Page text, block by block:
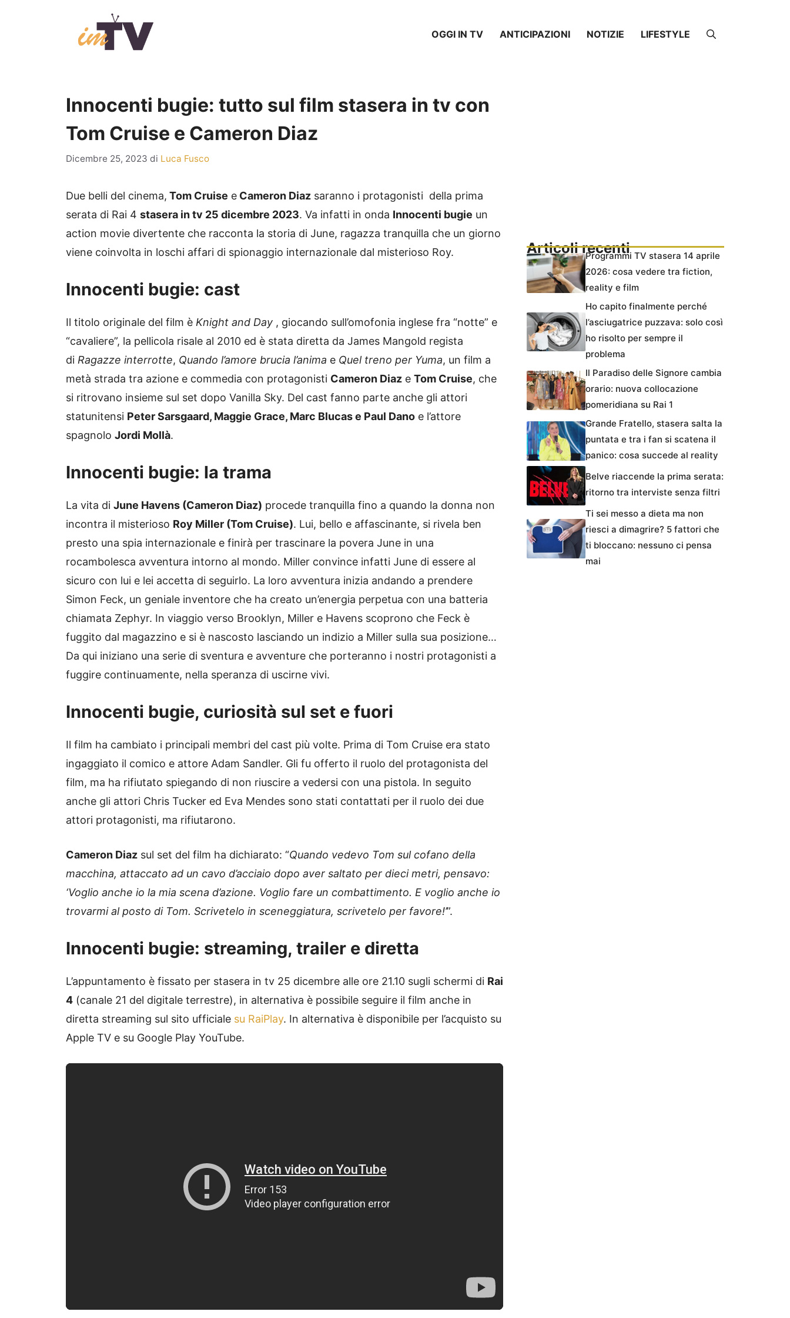
OGGI IN TV ANTICIPAZIONI NOTIZIE LIFESTYLE
Innocenti bugie: tutto sul film stasera in tv con
Tom Cruise e Cameron Diaz
Dicembre 25, 2023 di Luca Fusco
Due belli del cinema, Tom Cruise e Cameron Diaz saranno i protagonisti della prima
serata di Rai 4 stasera in tv 25 dicembre 2023. Va infatti in onda Innocenti bugie un
action movie divertente che racconta la storia di June, ragazza tranquilla che un giorno
viene coinvolta in loschi affari di spionaggio internazionale dal misterioso Roy.
Innocenti bugie: cast
Il titolo originale del film è Knight and Day , giocando sull’omofonia inglese fra “notte” e
“cavaliere”, la pellicola risale al 2010 ed è stata diretta da James Mangold regista
di Ragazze interrotte, Quando l’amore brucia l’anima e Quel treno per Yuma, un film a
metà strada tra azione e commedia con protagonisti Cameron Diaz e Tom Cruise, che
si ritrovano insieme sul set dopo Vanilla Sky. Del cast fanno parte anche gli attori
statunitensi Peter Sarsgaard, Maggie Grace, Marc Blucas e Paul Dano e l’attore
spagnolo Jordi Mollà.
Innocenti bugie: la trama
La vita di June Havens (Cameron Diaz) procede tranquilla fino a quando la donna non
incontra il misterioso Roy Miller (Tom Cruise). Lui, bello e affascinante, si rivela ben
presto una spia internazionale e finirà per trascinare la povera June in una
rocambolesca avventura intorno al mondo. Miller convince infatti June di essere al
sicuro con lui e lei accetta di seguirlo. La loro avventura inizia andando a prendere
Simon Feck, un geniale inventore che ha creato un’energia perpetua con una batteria
chiamata Zephyr. In viaggio verso Brooklyn, Miller e Havens scoprono che Feck è
fuggito dal magazzino e si è nascosto lasciando un indizio a Miller sulla sua posizione…
Da qui iniziano una serie di sventura e avventure che porteranno i nostri protagonisti a
fuggire continuamente, nella speranza di uscirne vivi.
Innocenti bugie, curiosità sul set e fuori
Il film ha cambiato i principali membri del cast più volte. Prima di Tom Cruise era stato
ingaggiato il comico e attore Adam Sandler. Gli fu offerto il ruolo del protagonista del
film, ma ha rifiutato spiegando di non riuscire a vedersi con una pistola. In seguito
anche gli attori Chris Tucker ed Eva Mendes sono stati contattati per il ruolo dei due
attori protagonisti, ma rifiutarono.
Cameron Diaz sul set del film ha dichiarato: “Quando vedevo Tom sul cofano della
macchina, attaccato ad un cavo d’acciaio dopo aver saltato per dieci metri, pensavo:
‘Voglio anche io la mia scena d’azione. Voglio fare un combattimento. E voglio anche io
trovarmi al posto di Tom. Scrivetelo in sceneggiatura, scrivetelo per favore!’”.
Innocenti bugie: streaming, trailer e diretta
L’appuntamento è fissato per stasera in tv 25 dicembre alle ore 21.10 sugli schermi di Rai
4 (canale 21 del digitale terrestre), in alternativa è possibile seguire il film anche in
diretta streaming sul sito ufficiale su RaiPlay. In alternativa è disponibile per l’acquisto su
Apple TV e su Google Play YouTube.
Articoli recentiProgrammi TV stasera 14 aprile
2026: cosa vedere tra fiction,
reality e film
Ho capito finalmente perché
l’asciugatrice puzzava: solo così
ho risolto per sempre il
problema
Il Paradiso delle Signore cambia
orario: nuova collocazione
pomeridiana su Rai 1
Grande Fratello, stasera salta la
puntata e tra i fan si scatena il
panico: cosa succede al reality
Belve riaccende la prima serata:
ritorno tra interviste senza filtri
Ti sei messo a dieta ma non
riesci a dimagrire? 5 fattori che
ti bloccano: nessuno ci pensa
mai